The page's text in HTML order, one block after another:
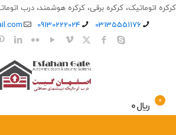
کرکره اتوماتیک، کرکره برقی، کرکره هوشمند، درب
03135551176
09130222024
0 ﷼0